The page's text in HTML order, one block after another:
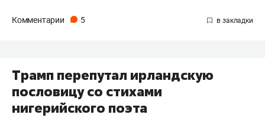
Комментарии 5
Трамп перепутал ирландскую
пословицу со стихами
нигерийского поэта